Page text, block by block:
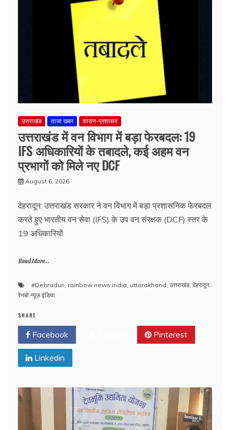
उत्तराखंड ताजा खबर शासन-प्रशासन
उत्तराखंड में वन विभाग में बड़ा फेरबदल: 19
IFS अधिकारियों के तबादले, कई अहम वन
प्रभागों को मिले नए DCF
August 6, 2026
देहरादून: उत्तराखंड सरकार ने वन विभाग में बड़ा प्रशासनिक फेरबदल
करते हुए भारतीय वन सेवा (IFS) के उप वन संरक्षक (DCF) स्तर के
19 अधिकारियों
Read More...
#Dehradun, rainbow news india, uttarakhand, उत्तराखंड, देहरादून,
रेनबो न्यूज़ इंडिया
SHARE
Facebook Pinterest
Linkedin